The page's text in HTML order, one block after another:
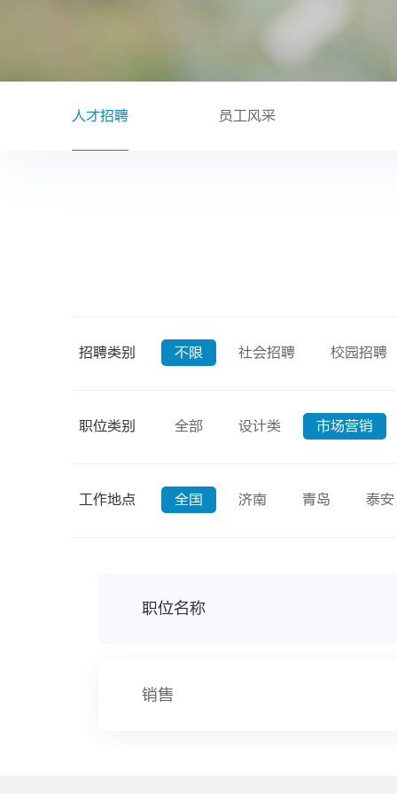
人才招聘 员工风采
招聘类别 不限 社会招聘 校园招聘
职位类别 全部 设计类 市场营销
工作地点 全国 济南 青岛 泰安
职位名称
销售